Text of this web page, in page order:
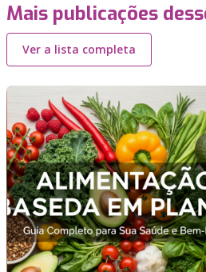
Mais publicações
Ver a lista completa